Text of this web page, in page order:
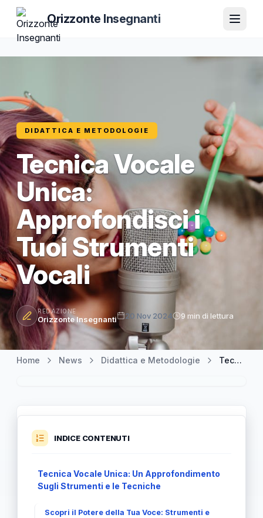
Orizzonte Insegnanti
DIDATTICA E METODOLOGIE
Tecnica Vocale
Unica:
Approfondisci i
Tuoi Strumenti
Vocali
REDAZIONE
Orizzonte Insegnanti 20 Nov 2024 9 min di lettura
Home News Didattica e Metodologie Tecnica Vocale Unica: Approfondisci i Tuoi Strumenti Vocali
INDICE CONTENUTI
Tecnica Vocale Unica: Un Approfondimento
Sugli Strumenti e le Tecniche
Scopri il Potere della Tua Voce: Strumenti e